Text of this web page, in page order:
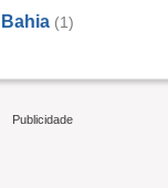
Bahia (1)